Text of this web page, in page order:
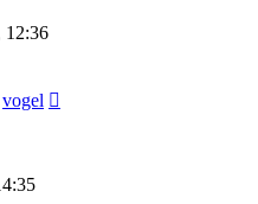
12:36
vogel